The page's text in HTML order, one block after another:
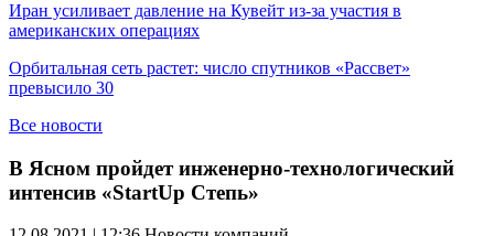
Иран усиливает давление на Кувейт из-за участия в
американских операциях
Орбитальная сеть растет: число спутников «Рассвет»
превысило 30
Все новости
В Ясном пройдет инженерно-технологический
интенсив «StartUp Степь»